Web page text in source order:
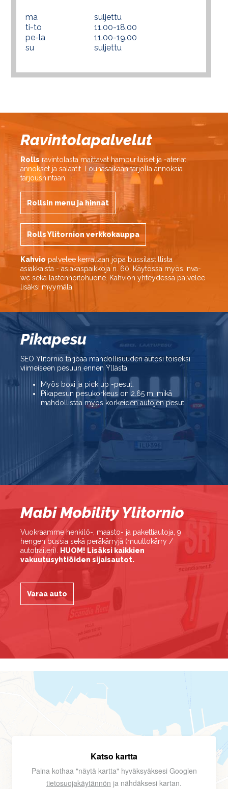
ma
ti-to
pe-la
su
suljettu
11.00-18.00
11.00-19.00
suljettu
Ravintolapalvelut
Rolls ravintolasta maittavat hampurilaiset ja -ateriat,
annokset ja salaatit. Lounasaikaan tarjolla annoksia
tarjoushintaan.
Rollsin menu ja hinnat
Rolls Ylitornion verkkokauppa
Kahviopalvelee kerrallaan jopa bussilastillista
asiakkaista - asiakaspaikkoja n. 60. Käytössä myös Inva-
wc sekä lastenhoitohuone. Kahvion yhteydessä palvelee
lisäksi myymälä.
Pikapesu
SEO Ylitornio tarjoaa mahdollisuuden autosi toiseksi
viimeiseen pesuun ennen Yllästä.
Myös boxi ja pick up -pesut.
Pikapesun pesukorkeus on 2.65 m, mikä
mahdollistaa myös korkeiden autojen pesut.
Mabi Mobility Ylitornio
Vuokraamme henkilö-, maasto- ja pakettiautoja, 9
hengen bussia sekä peräkärryjä (muuttokärry /
autotraileri).
HUOM! Lisäksi kaikkien
vakuutusyhtiöiden sijaisautot.
Varaa auto
Katso kartta
Paina kothaa "näytä kartta" hyväksyäksesi Googlen
tietosuojakäytännön ja nähdäksesi kartan.